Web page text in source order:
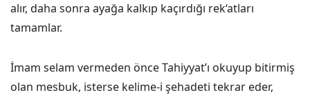
alır, daha sonra ayağa kalkıp kaçırdığı rek‘atları
tamamlar.
İmam selam vermeden önce Tahiyyat’ı okuyup bitirmiş
olan mesbuk, isterse kelime-i şehadeti tekrar eder,